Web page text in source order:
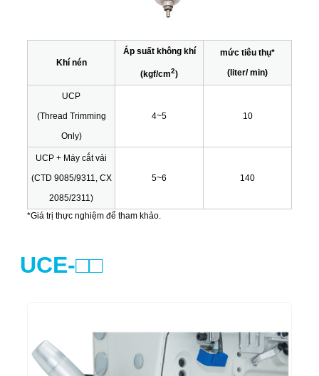
Khí nén
Áp suất không khí
(kgf/cm2)
mức tiêu thụ*
(liter/ min)
UCP
(Thread Trimming
Only)
4~5 10
UCP + Máy cắt vải
(CTD 9085/9311, CX
2085/2311)
5~6 140
*Giá trị thực nghiệm để tham khảo.
UCE-□□